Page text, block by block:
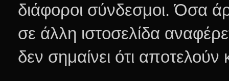
διάφοροι σύνδεσμοι.Όσα
σε άλλη ιστοσελίδα
δεν σημαίνει ότι